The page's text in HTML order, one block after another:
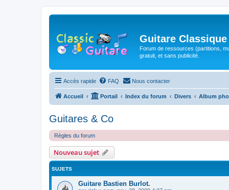
Guitare Classique
Forum de ressources (partitions,
gratuit, et sans publicité.
Accès rapide FAQ Nous contacter
Accueil Portail Index du forum Divers Album
Guitares & Co
Règles du forum
Nouveau sujet
SUJETS
Guitare Bastien Burlot.